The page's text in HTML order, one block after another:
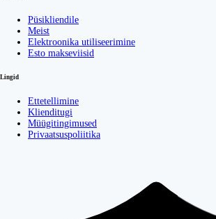
Püsikliendile
Meist
Elektroonika utiliseerimine
Esto makseviisid
Lingid
Ettetellimine
Klienditugi
Müügitingimused
Privaatsuspoliitika